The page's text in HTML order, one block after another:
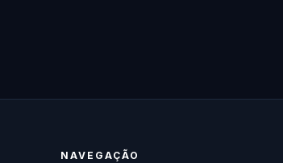
NAVEGAÇÃO